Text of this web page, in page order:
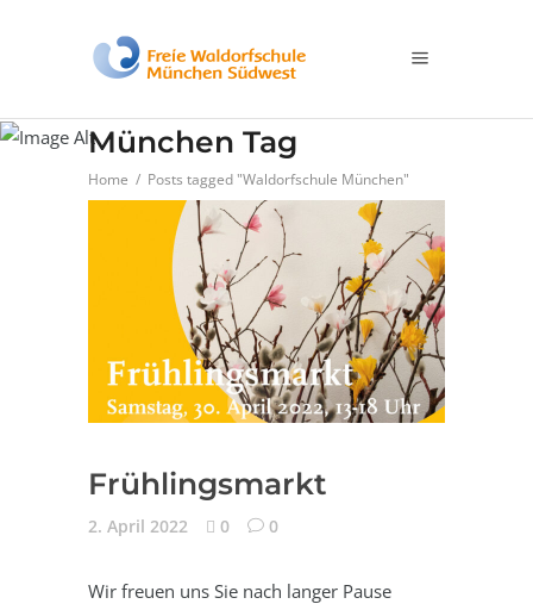
München Tag
Home / Posts tagged "Waldorfschule München"
Frühlingsmarkt
2. April 2022 0 0
Wir freuen uns Sie nach langer Pause